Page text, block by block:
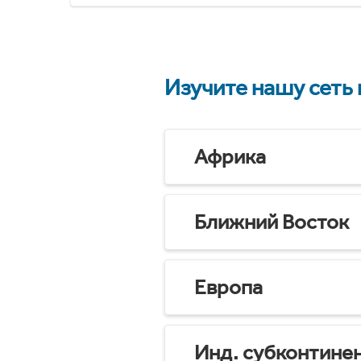
Изучите нашу
Африка
Ближний Восток
Европа
Инд.